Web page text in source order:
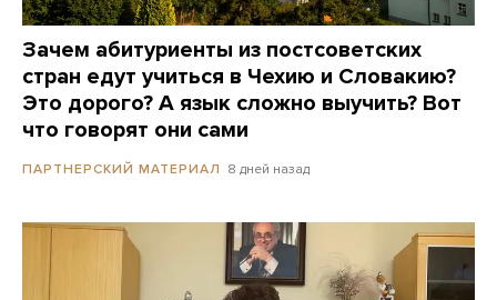
Зачем абитуриенты из постсоветских
стран едут учиться в Чехию и Словакию?
Это дорого? А язык сложно выучить? Вот
что говорят они сами
ПАРТНЕРСКИЙ МАТЕРИАЛ 8 дней назад